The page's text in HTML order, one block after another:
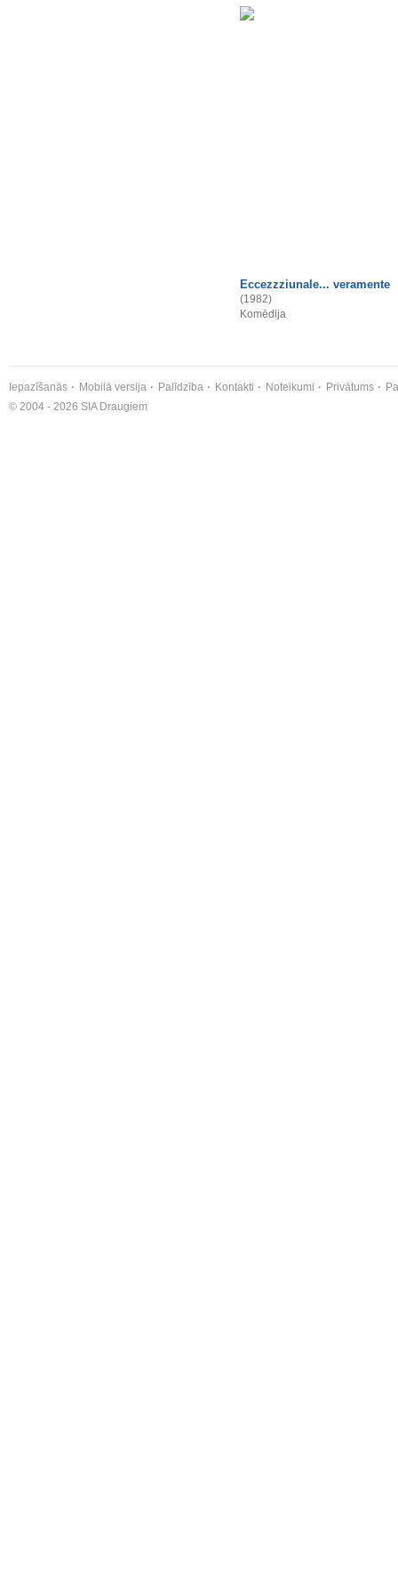
Eccezzziunale... veramente
(1982)
Komēdija
Iepazīšanās Mobilā versija Palīdzība Kontakti Noteikumi Privātums
© 2004 - 2026 SIA Draugiem